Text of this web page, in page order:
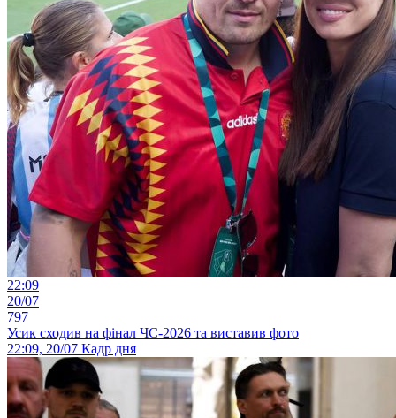
22:09
20/07
797
Усик сходив на фінал ЧС-2026 та виставив фото
22:09, 20/07 Кадр дня